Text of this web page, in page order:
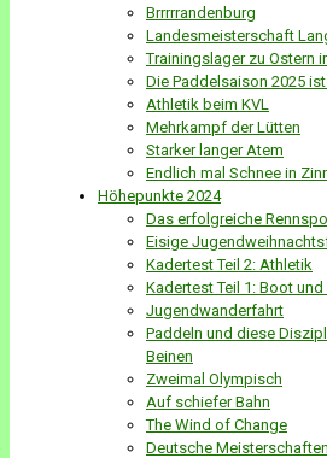
Brrrrrandenburg
Landesmeisterschaft
Trainingslager zu Ostern
Die Paddelsaison 2025
Athletik beim KVL
Mehrkampf der Lütten
Starker langer Atem
Endlich mal Schnee in
Höhepunkte 2024
Das erfolgreiche
Eisige
Kadertest Teil 2: Athletik
Kadertest Teil 1: Boot
Jugendwanderfahrt
Paddeln und diese
Beinen
Zweimal Olympisch
Auf schiefer Bahn
The Wind of Change
Deutsche